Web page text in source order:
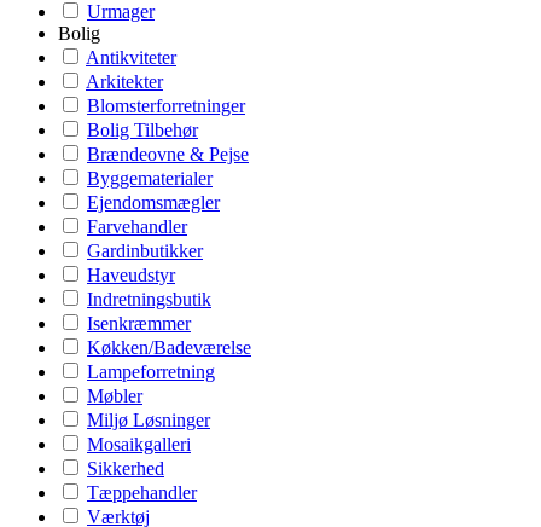
Urmager
Bolig
Antikviteter
Arkitekter
Blomsterforretninger
Bolig Tilbehør
Brændeovne & Pejse
Byggematerialer
Ejendomsmægler
Farvehandler
Gardinbutikker
Haveudstyr
Indretningsbutik
Isenkræmmer
Køkken/Badeværelse
Lampeforretning
Møbler
Miljø Løsninger
Mosaikgalleri
Sikkerhed
Tæppehandler
Værktøj